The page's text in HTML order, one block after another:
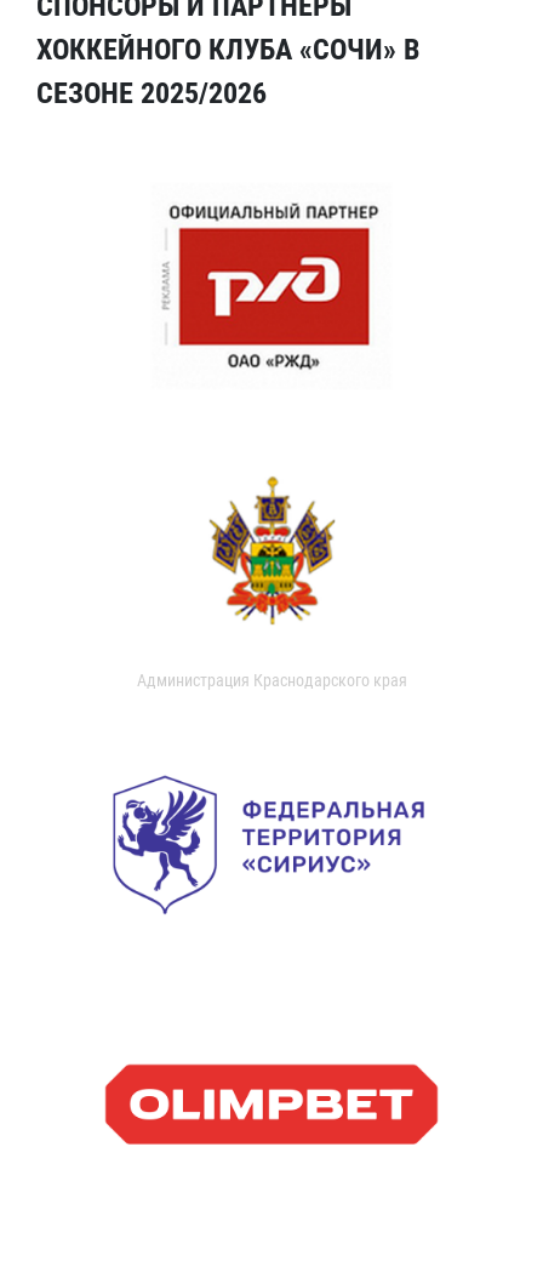
ХОККЕЙНОГО КЛУБА «СОЧИ» В
СЕЗОНЕ 2025/2026
Администрация Краснодарского края